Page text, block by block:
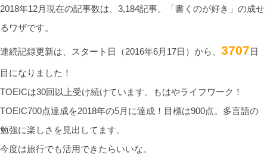
2018年12月現在の記事数は、3,184記事。「書くのが好き」の成せ
るワザです。
連続記録更新は、スタート日（2016年6月17日）から、 3707日
目になりました！
TOEICは30回以上受け続けています。もはやライフワーク！
TOEIC700点達成を2018年の5月に達成！目標は900点。多言語の
勉強に楽しさを見出してます。
今度は旅行でも活用できたらいいな。